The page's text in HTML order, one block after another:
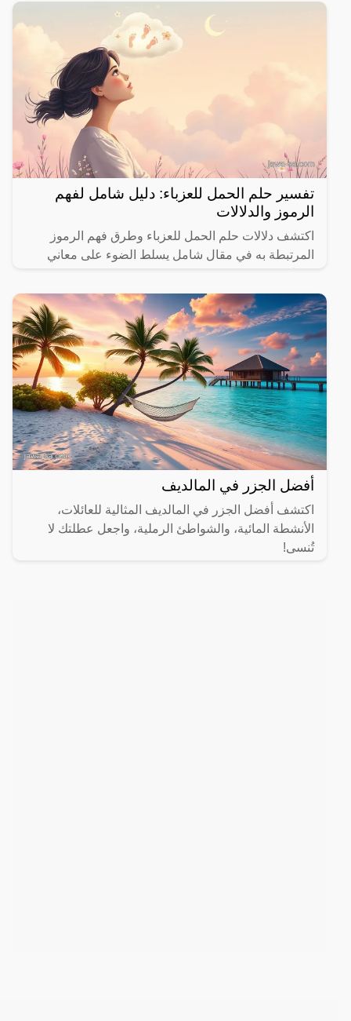
تفسير حلم الحمل للعزباء: دليل شامل لفهم
الرموز والدلالات
اكتشف دلالات حلم الحمل للعزباء وطرق فهم الرموز
المرتبطة به في مقال شامل يسلط الضوء على معاني
أفضل الجزر في المالديف
اكتشف أفضل الجزر في المالديف المثالية للعائلات،
الأنشطة المائية، والشواطئ الرملية، واجعل عطلتك لا
تُنسى!